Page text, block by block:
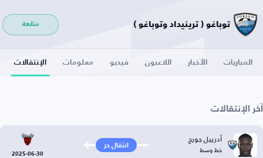
توباغو ( ترينيداد وتوباغو ) متابعة
المباريات الأخبار اللاعبون فيديو معلومات الإنتقالات
آخر الإنتقالات
أدرييل جورج
خط وسط انتقال حر
2025-06-30